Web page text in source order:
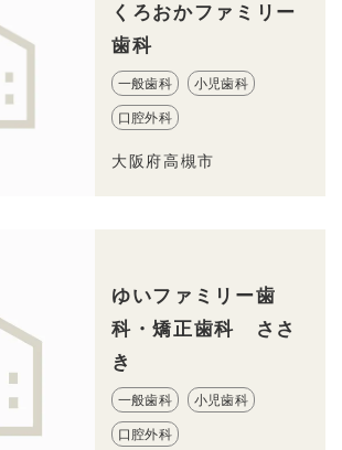
くろおかファミリー
歯科
一般歯科 小児歯科
口腔外科
大阪府高槻市
ゆいファミリー歯
科・矯正歯科 ささ
き
一般歯科 小児歯科
口腔外科